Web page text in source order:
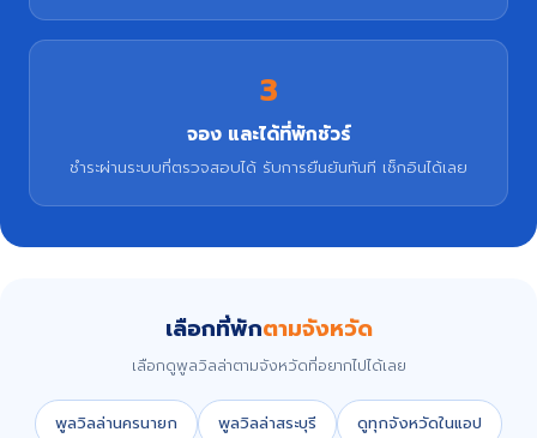
3
จอง และได้ที่พักชัวร์
ชำระผ่านระบบที่ตรวจสอบได้ รับการยืนยันทันที เช็กอินได้เลย
เลือกที่พักตามจังหวัด
เลือกดูพูลวิลล่าตามจังหวัดที่อยากไปได้เลย
พูลวิลล่านครนายก พูลวิลล่าสระบุรี ดูทุกจังหวัดในแอป